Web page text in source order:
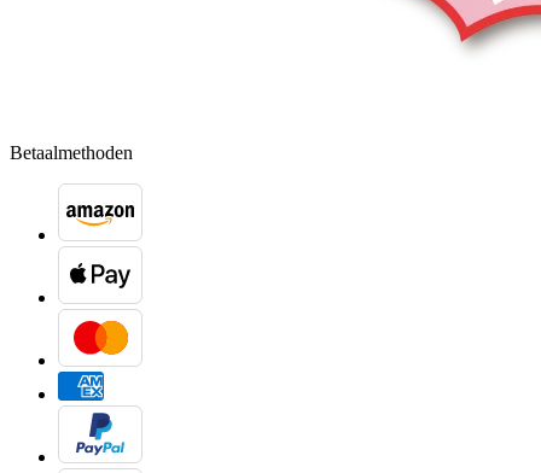
Betaalmethoden